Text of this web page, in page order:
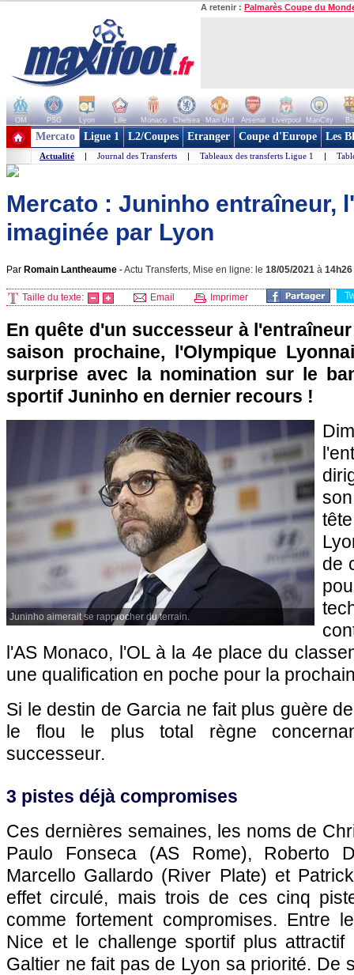
A retenir : Palmarès Coupe du
OM PSG Lyon Lille Monaco Chelsea Man Utd Arsenal Liverpool ManCity
+ de clubs
Mercato Ligue 1 L2/Coupes Etranger Coupe d'Europe Les
Actualité | Journal des Transferts | Tableaux des transferts Ligue 1 |
Mercato : Juninho entraîneur,
imaginée par Lyon
Par Romain Lantheaume -Actu Transferts, Mise en ligne: le 18/05/2021 à 14h26
Taille du texte: Email Imprimer
En quête d'un successeur à
saison prochaine, l'Olympique
surprise avec la nomination sur le
sportif Juninho en dernier recours !
Juninho aimerait se rapprocher du terrain.
de
l'AS Monaco, l'OL à la 4e place du
une qualification en poche pour la
Si le destin de Garcia ne fait plus guère
le flou le plus total règne
successeur.
3 pistes déjà compromises
Ces dernières semaines, les noms de
Paulo Fonseca (AS Rome), Roberto
Marcello Gallardo (River Plate) et
effet circulé, mais trois de ces cinq
comme fortement compromises. Entre
Nice et le challenge sportif plus attractif
Galtier ne fait pas de Lyon sa priorité. De